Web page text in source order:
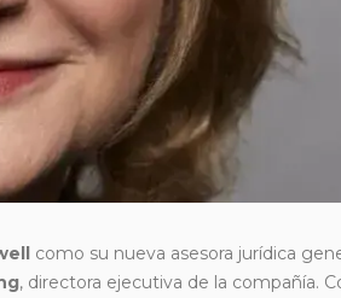
como su nueva asesora jurídica
, directora ejecutiva de la compañía.